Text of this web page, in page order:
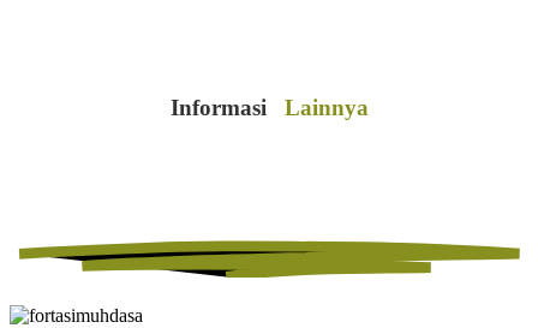
Informasi Lainnya